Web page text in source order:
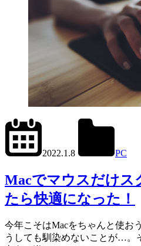
2022.1.8
PC
Macでマウスだけス
たら快適になった！
今年こそはMacをちゃんと使お
うしても馴染めないことが…。